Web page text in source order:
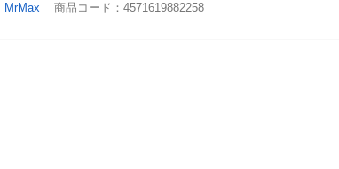
MrMax 商品コード： 4571619882258